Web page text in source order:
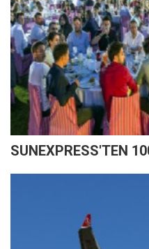
SUNEXPRESS'TEN